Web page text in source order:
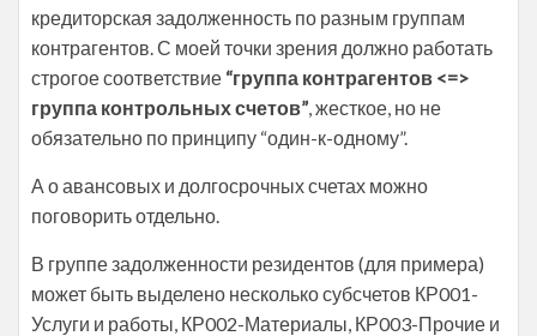
кредиторская задолженность по разным группам
контрагентов. С моей точки зрения должно работать
строгое соответствие “группа контрагентов <=>
группа контрольных счетов”, жесткое, но не
обязательно по принципу “один-к-одному”.
А о авансовых и долгосрочных счетах можно
поговорить отдельно.
В группе задолженности резидентов (для примера)
может быть выделено несколько субсчетов КР001-
Услуги и работы, КР002-Материалы, КР003-Прочие и